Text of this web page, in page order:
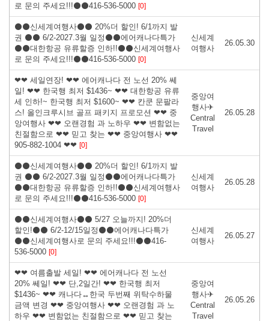
로 문의 주세요!!!⚫⚫416-536-5000 [0]
⚫⚫신세계여행사⚫⚫ 20%더 할인! 6/1까지 발
권 ⚫⚫ 6/2-2027.3월 일정⚫⚫에어캐나다특가
⚫⚫대한항공 유류할증 인하!!⚫⚫신세계여행사
로 문의 주세요!!!⚫⚫416-536-5000 [0]
신세계
여행사
26.05.30
❤❤ 세일연장! ❤❤ 에어캐나다 전 노선 20% 쎄
일! ❤❤ 한국행 최저 $1436~ ❤❤ 대한항공 유류
세 인하!~ 한국행 최저 $1600~ ❤❤ 칸쿤 문팔라
스! 올인크루시브 골프 패키지 프로모션 ❤❤ 중
앙여행사 ❤❤ 오랜경험 과 노하우 ❤❤ 변함없는
친절함으로 ❤❤ 믿고 찾는 ❤❤ 중앙여행사 ❤❤
905-882-1004 ❤❤ [0]
중앙여
행사✈
Central
Travel
26.05.28
⚫⚫신세계여행사⚫⚫ 20%더 할인! 6/1까지 발
권 ⚫⚫ 6/2-2027.3월 일정⚫⚫에어캐나다특가
⚫⚫대한항공 유류할증 인하!!⚫⚫신세계여행사
로 문의 주세요!!!⚫⚫416-536-5000 [0]
신세계
여행사
26.05.28
⚫⚫신세계여행사⚫⚫ 5/27 오늘까지! 20%더
할인!⚫⚫ 6/2-12/15일정⚫⚫에어캐나다특가
⚫⚫신세계여행사로 문의 주세요!!!⚫⚫416-
536-5000 [0]
신세계
여행사
26.05.27
❤❤ 여름출발 세일! ❤❤ 에어캐나다 전 노선
20% 쎄일! ❤❤ 단,2일간! ❤❤ 한국행 최저
$1436~ ❤❤ 캐나다↔한국 두번째 위탁수하물
금액 변경 ❤❤ 중앙여행사 ❤❤ 오랜경험 과 노
하우 ❤❤ 변함없는 친절함으로 ❤❤ 믿고 찾는
중앙여
행사✈
Central
Travel
26.05.26